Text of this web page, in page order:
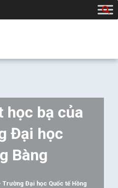
học bạ của
Đại học
Bàng
Đại học Quốc tế Hồng